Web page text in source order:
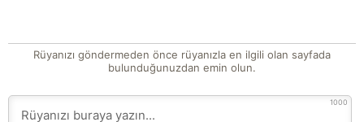
Rüyanızı göndermeden önce rüyanızla en ilgili olan sayfada
bulunduğunuzdan emin olun.
1000